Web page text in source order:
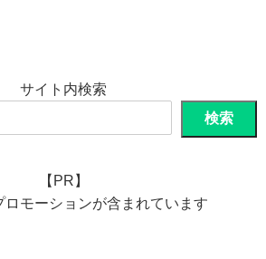
サイト内検索
検索
【PR】
ロモーションが含まれています